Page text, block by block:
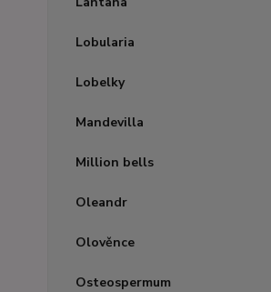
Lobularia
Lobelky
Mandevilla
Million bells
Oleandr
Olověnce
Osteospermum